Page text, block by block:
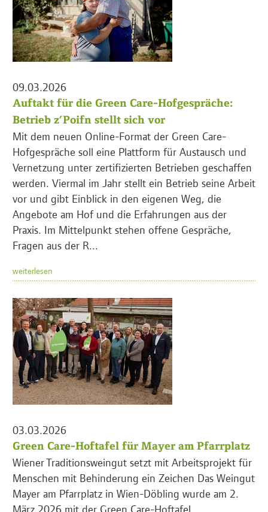
09.03.2026
Auftakt für die Green Care-Hofgespräche:
Betrieb z’Poifn stellt sich vor
Mit dem neuen Online-Format der Green Care-
Hofgespräche soll eine Plattform für Austausch und
Vernetzung unter zertifizierten Betrieben geschaffen
werden. Viermal im Jahr stellt ein Betrieb seine Arbeit
vor und gibt Einblick in den eigenen Weg, die
Angebote am Hof und die Erfahrungen aus der
Praxis. Im Mittelpunkt stehen offene Gespräche,
Fragen aus der R...
weiterlesen
03.03.2026
Green Care-Hoftafel für Mayer am Pfarrplatz
Wiener Traditionsweingut setzt mit Arbeitsprojekt für
Menschen mit Behinderung ein Zeichen Das Weingut
Mayer am Pfarrplatz in Wien-Döbling wurde am 2.
März 2026 mit der Green Care-Hoftafel